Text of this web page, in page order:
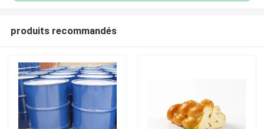
produits recommandés